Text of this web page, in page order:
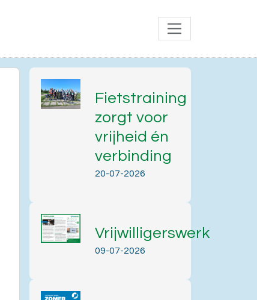
Office 365 Outlook Live
Fietstraining
zorgt voor
vrijheid én
verbinding
20-07-2026
Vrijwilligerswerk
09-07-2026